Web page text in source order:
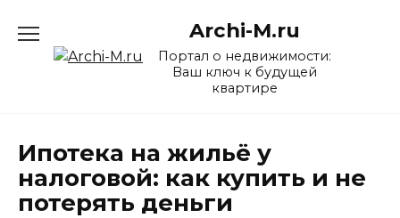
содержанию
Archi-M.ru
Портал о недвижимости:
Ваш ключ к будущей
квартире
Ипотека на жильё у
налоговой: как купить и не
потерять деньги